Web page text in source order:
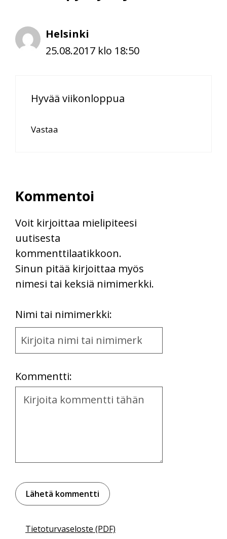
Helsinki
25.08.2017 klo 18:50
Hyvää viikonloppua
Vastaa
Kommentoi
Voit kirjoittaa mielipiteesi
uutisesta
kommenttilaatikkoon.
Sinun pitää kirjoittaa myös
nimesi tai keksiä nimimerkki.
Nimi tai nimimerkki:
Name
and
Kommentti:
Kommentti
Tietoturvaseloste (PDF)